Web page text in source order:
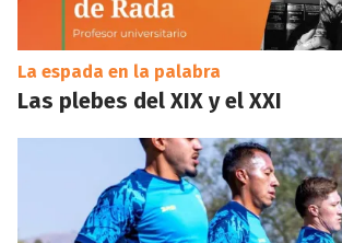
La espada en la palabra
Las plebes del XIX y el XXI